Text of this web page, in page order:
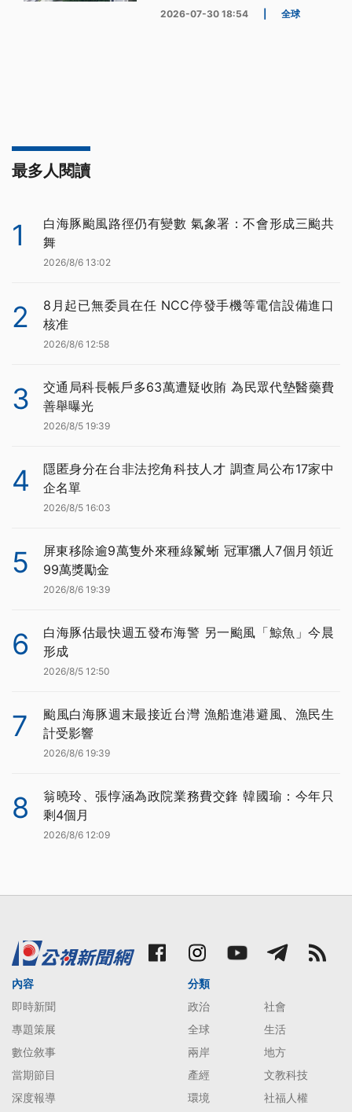
2026-07-30 18:54 全球
最多人閱讀
1
白海豚颱風路徑仍有變數 氣象署：不會形成三颱共
舞
2026/8/6 13:02
2
8月起已無委員在任 NCC停發手機等電信設備進口
核准
2026/8/6 12:58
3
交通局科長帳戶多63萬遭疑收賄 為民眾代墊醫藥費
善舉曝光
2026/8/5 19:39
4
隱匿身分在台非法挖角科技人才 調查局公布17家中
企名單
2026/8/5 16:03
5
屏東移除逾9萬隻外來種綠鬣蜥 冠軍獵人7個月領近
99萬獎勵金
2026/8/6 19:39
6
白海豚估最快週五發布海警 另一颱風「鯨魚」今晨
形成
2026/8/5 12:50
7
颱風白海豚週末最接近台灣 漁船進港避風、漁民生
計受影響
2026/8/6 19:39
8
翁曉玲、張惇涵為政院業務費交鋒 韓國瑜：今年只
剩4個月
2026/8/6 12:09
內容
即時新聞
專題策展
數位敘事
當期節目
深度報導
分類
政治
社會
全球
生活
兩岸
地方
產經
文教科技
環境
社福人權